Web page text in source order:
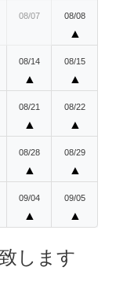
08/07 08/08
▲
08/14
▲
08/15
▲
08/21
▲
08/22
▲
08/28
▲
08/29
▲
09/04
▲
09/05
▲
します